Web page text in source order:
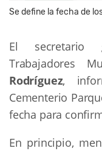
Se define la fecha de
El secretario
Trabajadores
Rodríguez,
Cementerio
fecha para
En principio,